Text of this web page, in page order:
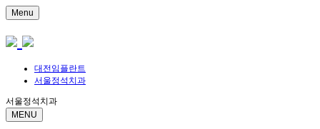
Menu
대전임플란트
서울정석치과
서울정석치과
MENU